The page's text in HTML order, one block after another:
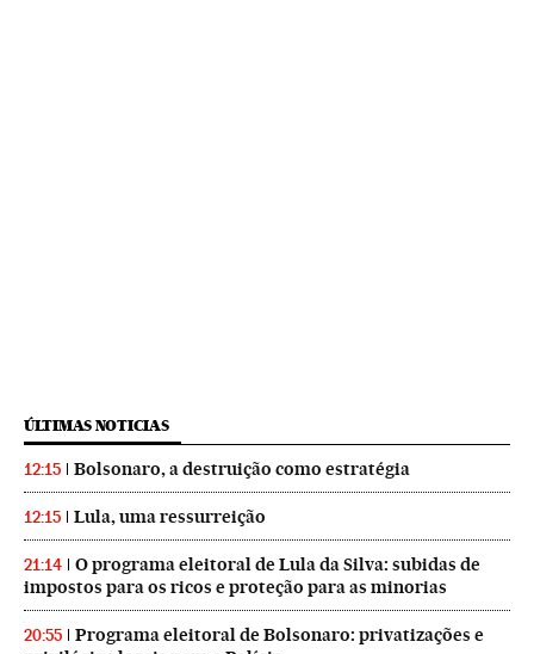
ÚLTIMAS NOTICIAS
12:15 Bolsonaro, a destruição como estratégia
12:15 Lula, uma ressurreição
21:14
O programa eleitoral de Lula da Silva: subidas de
impostos para os ricos e proteção para as minorias
20:55
Programa eleitoral de Bolsonaro: privatizações e